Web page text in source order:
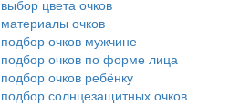
выбор цвета очков
материалы очков
подбор очков мужчине
подбор очков по форме лица
подбор очков ребёнку
подбор солнцезащитных очков